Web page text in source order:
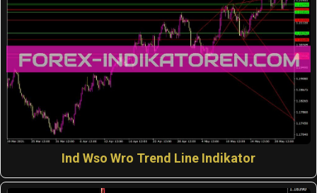
Ind Wso Wro Trend Line Indikator